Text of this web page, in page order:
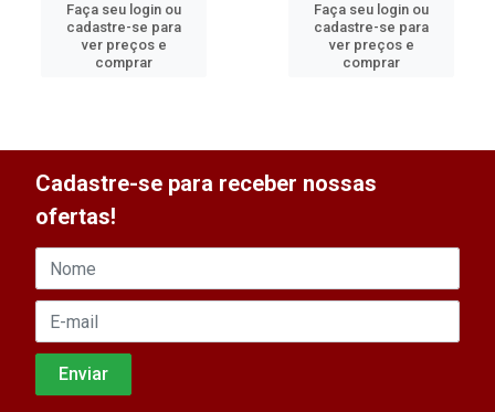
Faça seu login ou
cadastre-se para
ver preços e
comprar
Faça seu login ou
cadastre-se para
ver preços e
comprar
Cadastre-se para receber nossas
ofertas!